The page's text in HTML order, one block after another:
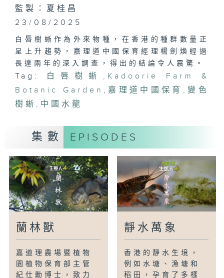
監製：夏桂昌
23/08/2025
白唇樹蜥作為外來物種，在香港的種群數量正
呈上升趨勢，嘉理道中國保育經理楊劍煥經過
長達兩年的深入調查，得出的結論令人震驚。
Tag: 白唇樹蜥 , Kadoorie Farm &
Botanic Garden , 嘉理道中國保育 , 變色
樹蜥 , 中國水龍
集數 EPISODES
蘭林獸
嘉道理農場暨植物
園植物保育部主管
紀仕勳博士，致力
靜水萬象
香港的靜水生境，
例如水塘、漁塘和
稻田，孕育了多樣